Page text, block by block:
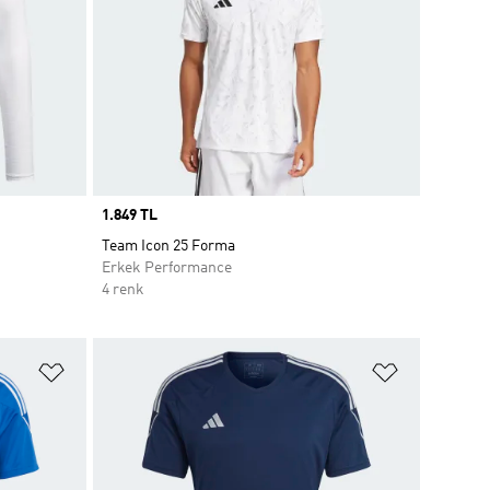
Price
1.849 TL
Team Icon 25 Forma
Erkek Performance
4 renk
Favori Listesine Ekle